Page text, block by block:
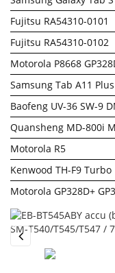
Fujitsu RA54310-0101
Fujitsu RA54310-0102
Motorola P8668
Samsung Tab A11
Baofeng UV-36 SW-9
Quansheng MD-800i
Motorola R5
Kenwood TH-F9 Turbo
Motorola GP328D+
Previous